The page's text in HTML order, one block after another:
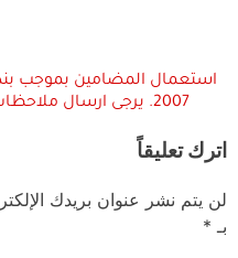
2007. يرجى ارسال ملاحظات لـ akkanet.net@gmail.com
اترك تعليقاً
لن يتم نشر عنوان بريدك
بـ *